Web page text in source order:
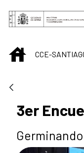
Saltar al contenido
INICIO
CCE-
3er